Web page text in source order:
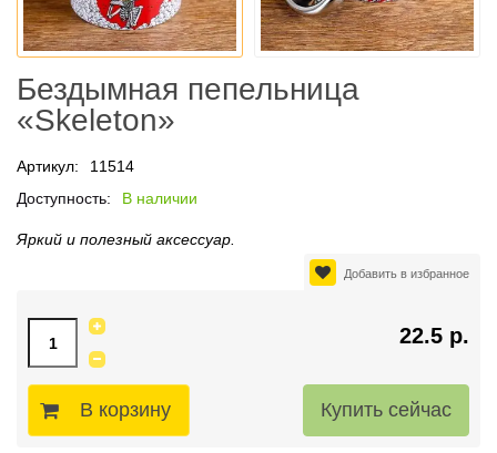
Бездымная пепельница
«Skeleton»
Артикул:
11514
Доступность:
В наличии
Яркий и полезный аксессуар.
Добавить в избранное
22.5 р.
В корзину